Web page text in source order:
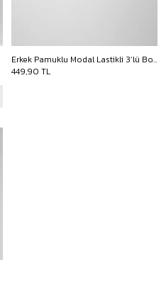
Erkek Pamuklu Modal Lastikli 3’lü Boxer Çok Renkli
449,90 TL